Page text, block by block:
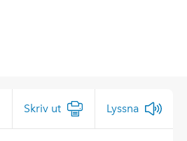
Skriv ut Lyssna